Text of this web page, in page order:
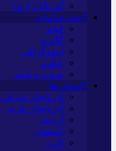
آمریکا و اروپا
*چندرسانه‌ای
فیلم
گالری
اینفوگرافی
عکس
صوت و فیلم
*استان ها
آذربایجان شرقی
آذربایجان غربی
اردبیل
اصفهان
البرز